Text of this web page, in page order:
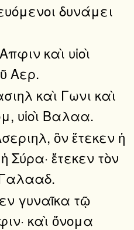
δυνάμει
καὶ υἱοὶ
Αερ.
καὶ Γωνι καὶ
υἱοὶ Βαλαα.
ὃν ἔτεκεν ἡ
ἔτεκεν τὸν
γυναῖκα τῷ
καὶ ὄνομα